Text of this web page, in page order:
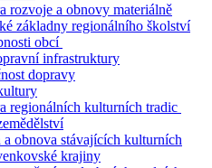
rozvoje a obnovy materiálně
základny regionálního školství
obcí
infrastruktury
dopravy
regionálních kulturních tradic
a obnova stávajících kulturních
krajiny